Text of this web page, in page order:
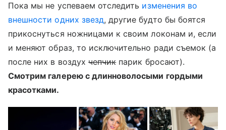
Пока мы не успеваем отследить изменения во
внешности одних звезд, другие будто бы боятся
прикоснуться ножницами к своим локонам и, если
и меняют образ, то исключительно ради съемок (а
после них в воздух чепчикпарик бросают).
Смотрим галерею с длинноволосыми гордыми
красотками.